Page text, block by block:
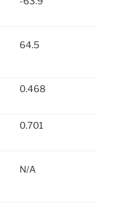
64.5
0.468
0.701
N/A